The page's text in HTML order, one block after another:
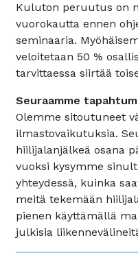
Kuluton peruutus on
vuorokautta ennen
seminaaria.
veloitetaan 50 %
tarvittaessa siirtää
Seuraamme
Olemme sitoutuneet
ilmastovaikutuksia.
hiilijalanjälkeä osana
vuoksi kysymme
yhteydessä, kuinka
meitä tekemään
pienen käyttämällä
julkisia